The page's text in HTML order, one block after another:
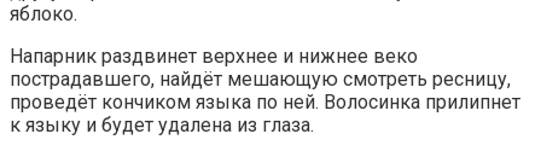
яблоко.
Напарник раздвинет верхнее и нижнее веко
пострадавшего, найдёт мешающую смотреть ресницу,
проведёт кончиком языка по ней. Волосинка прилипнет
к языку и будет удалена из глаза.